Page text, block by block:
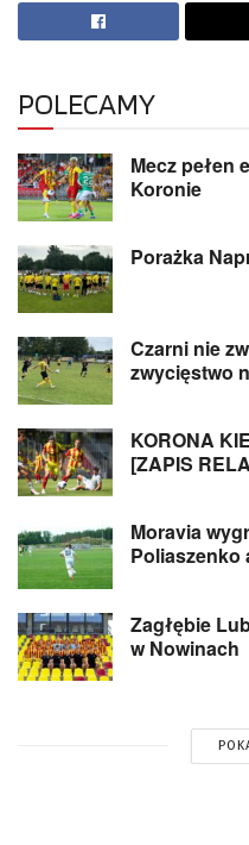
POLECAMY
Mecz pełen
Koronie
Porażka
Czarni nie
zwycięstwo
KORONA
[ZAPIS
Moravia
Poliaszenko
Zagłębie
w Nowinach